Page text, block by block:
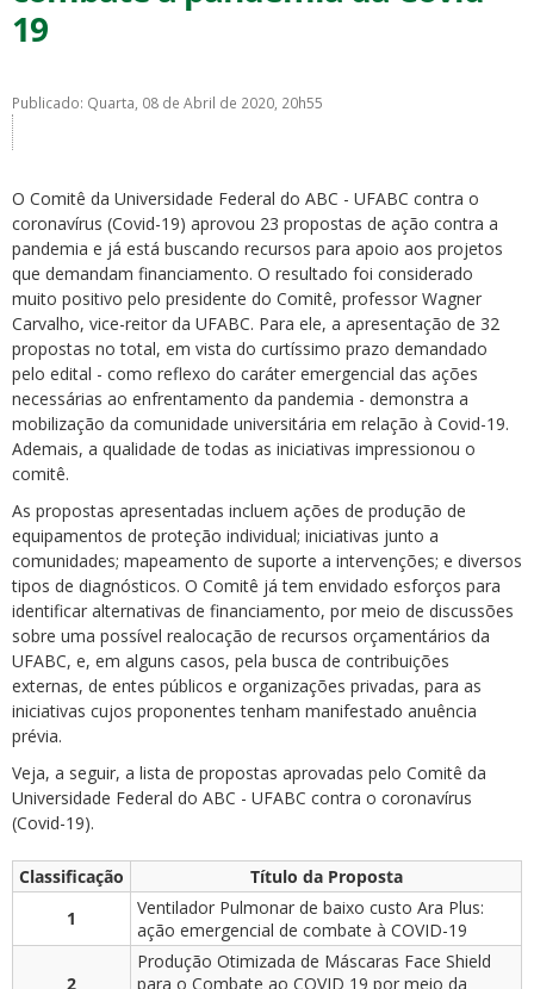
19
Publicado: Quarta, 08 de Abril de 2020, 20h55
O Comitê da Universidade Federal do ABC - UFABC contra o
coronavírus (Covid-19) aprovou 23 propostas de ação contra a
pandemia e já está buscando recursos para apoio aos projetos
que demandam financiamento. O resultado foi considerado
muito positivo pelo presidente do Comitê, professor Wagner
Carvalho, vice-reitor da UFABC. Para ele, a apresentação de 32
propostas no total, em vista do curtíssimo prazo demandado
pelo edital - como reflexo do caráter emergencial das ações
necessárias ao enfrentamento da pandemia - demonstra a
mobilização da comunidade universitária em relação à Covid-19.
Ademais, a qualidade de todas as iniciativas impressionou o
comitê.
As propostas apresentadas incluem ações de produção de
equipamentos de proteção individual; iniciativas junto a
comunidades; mapeamento de suporte a intervenções; e diversos
tipos de diagnósticos. O Comitê já tem envidado esforços para
identificar alternativas de financiamento, por meio de discussões
sobre uma possível realocação de recursos orçamentários da
UFABC, e, em alguns casos, pela busca de contribuições
externas, de entes públicos e organizações privadas, para as
iniciativas cujos proponentes tenham manifestado anuência
prévia.
Veja, a seguir, a lista de propostas aprovadas pelo Comitê da
Universidade Federal do ABC - UFABC contra o coronavírus
(Covid-19).
Classificação
Título da Proposta
1
Ventilador Pulmonar de baixo custo Ara Plus:
ação emergencial de combate à COVID-19
2
Produção Otimizada de Máscaras Face Shield
para o Combate ao COVID 19 por meio da